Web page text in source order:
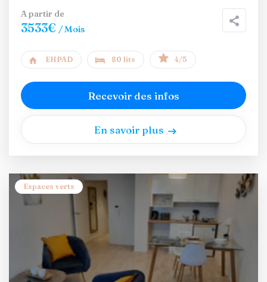
A partir de
3533€ / Mois
EHPAD 80 lits 4/5
Recevoir des infos
En savoir plus
Espaces verts